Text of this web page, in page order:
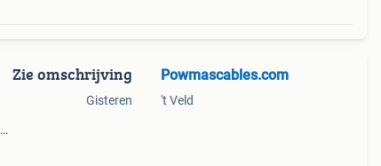
Zie omschrijving
Gisteren
Powmascables.com
't Veld